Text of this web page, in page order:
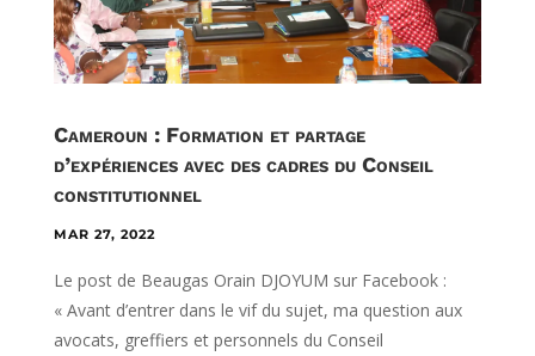
Cameroun : Formation et partage
d’expériences avec des cadres du Conseil
constitutionnel
MAR 27, 2022
Le post de Beaugas Orain DJOYUM sur Facebook :
« Avant d’entrer dans le vif du sujet, ma question aux
avocats, greffiers et personnels du Conseil